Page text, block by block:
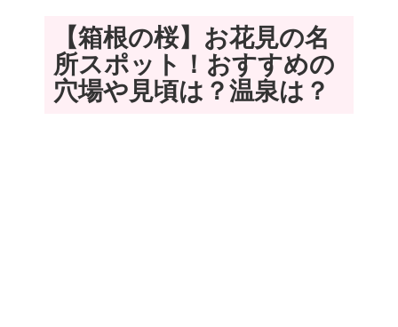
【箱根の桜】お花見の名
所スポット！おすすめの
穴場や見頃は？温泉は？